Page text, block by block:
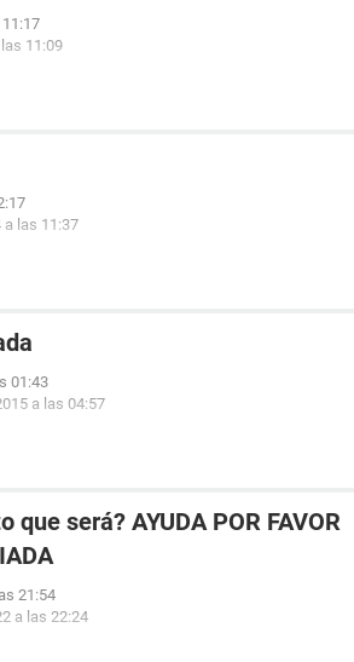
11:09
a las 11:37
01:43
a las 04:57
que será? AYUDA POR FAVOR
21:54
a las 22:24